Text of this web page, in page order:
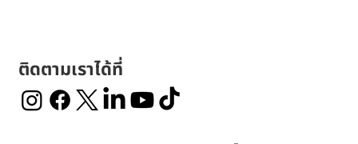
ติดตามเราได้ที่